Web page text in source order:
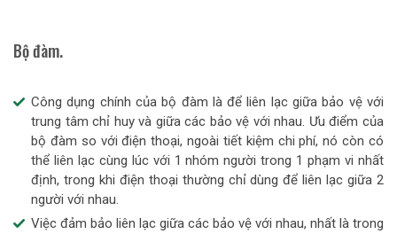
Bộ đàm.
Công dụng chính của bộ đàm là để liên lạc giữa bảo vệ với
trung tâm chỉ huy và giữa các bảo vệ với nhau. Ưu điểm của
bộ đàm so với điện thoại, ngoài tiết kiệm chi phí, nó còn có
thể liên lạc cùng lúc với 1 nhóm người trong 1 phạm vi nhất
định, trong khi điện thoại thường chỉ dùng để liên lạc giữa 2
người với nhau.
Việc đảm bảo liên lạc giữa các bảo vệ với nhau, nhất là trong